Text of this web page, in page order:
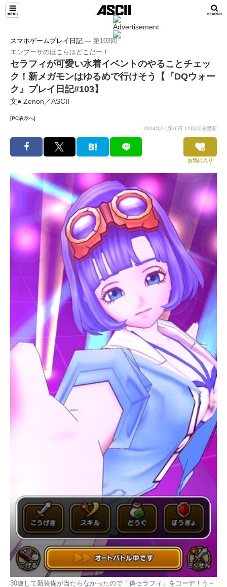
スマホゲームプレイ日記 ― 第103回
エンプーサのほこらはどこだー！
セラフィが可愛い水着イベントのやることチェッ
ク！新メガモンはゆるめで行けそう【『DQウォー
ク』プレイ日記#103】
文● Zenon／ASCII
[PC表示へ]
2024年07月26日 11時00分更新
お気に入り
30連して新装備が当たらなかったので「偽セラフィ」をコーデ！う～